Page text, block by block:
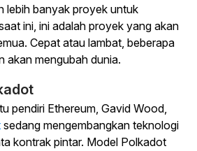
lebih banyak proyek untuk
ini, ini adalah proyek yang akan
Cepat atau lambat, beberapa
akan mengubah dunia.
pendiri Ethereum, Gavid Wood,
sedang mengembangkan teknologi
kontrak pintar. Model Polkadot